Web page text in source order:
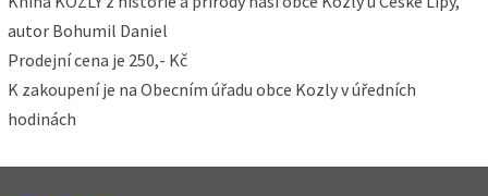
autor Bohumil Daniel
Prodejní cena je 250,- Kč
K zakoupení je na Obecním úřadu obce Kozly v úředních
hodinách